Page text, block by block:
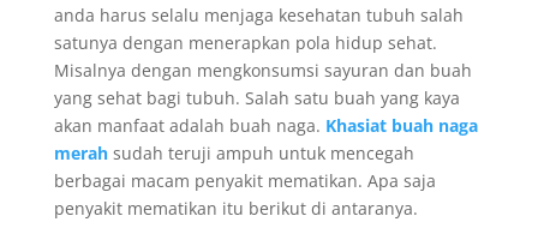
anda harus selalu menjaga kesehatan tubuh salah
satunya dengan menerapkan pola hidup sehat.
Misalnya dengan mengkonsumsi sayuran dan buah
yang sehat bagi tubuh. Salah satu buah yang kaya
akan manfaat adalah buah naga. Khasiat buah naga
merahsudah teruji ampuh untuk mencegah
berbagai macam penyakit mematikan. Apa saja
penyakit mematikan itu berikut di antaranya.